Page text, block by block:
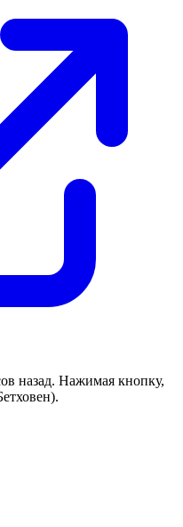
назад. Нажимая кнопку,